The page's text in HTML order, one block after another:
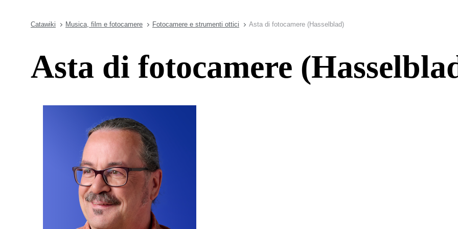
Catawiki Musica, film e fotocamere Fotocamere e strumenti ottici Asta di fotocamere (Hasselblad)
Asta di fotocamere